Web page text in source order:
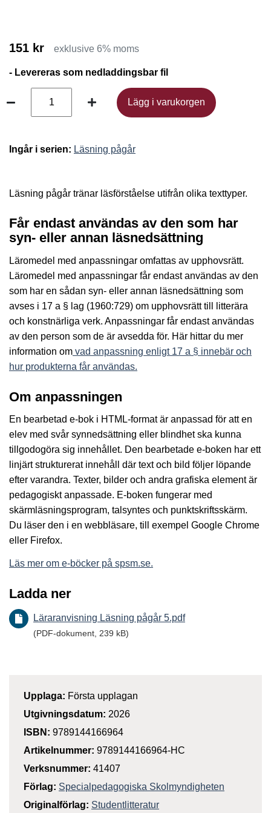
151 kr exklusive 6% moms
- Levereras som nedladdingsbar fil
Lägg i varukorgen
Lägg i varukorgen
Ingår i serien: Läsning pågår
Läsning pågår tränar läsförståelse utifrån olika texttyper.
Får endast användas av den som har
syn- eller annan läsnedsättning
Läromedel med anpassningar omfattas av upphovsrätt.
Läromedel med anpassningar får endast användas av den
som har en sådan syn- eller annan läsnedsättning som
avses i 17 a § lag (1960:729) om upphovsrätt till litterära
och konstnärliga verk. Anpassningar får endast användas
av den person som de är avsedda för. Här hittar du mer
information om vad anpassning enligt 17 a § innebär och
hur produkterna får användas.
Om anpassningen
En bearbetad e-bok i HTML-format är anpassad för att en
elev med svår synnedsättning eller blindhet ska kunna
tillgodogöra sig innehållet. Den bearbetade e-boken har ett
linjärt strukturerat innehåll där text och bild följer löpande
efter varandra. Texter, bilder och andra grafiska element är
pedagogiskt anpassade. E-boken fungerar med
skärmläsningsprogram, talsyntes och punktskriftsskärm.
Du läser den i en webbläsare, till exempel Google Chrome
eller Firefox.
Läs mer om e-böcker på spsm.se.
Ladda ner
Läraranvisning Läsning pågår 5.pdf
(PDF-dokument, 239 kB)
Upplaga: Första upplagan
Utgivningsdatum: 2026
ISBN: 9789144166964
Artikelnummer: 9789144166964-HC
Verksnummer: 41407
Förlag: Specialpedagogiska Skolmyndigheten
Originalförlag: Studentlitteratur